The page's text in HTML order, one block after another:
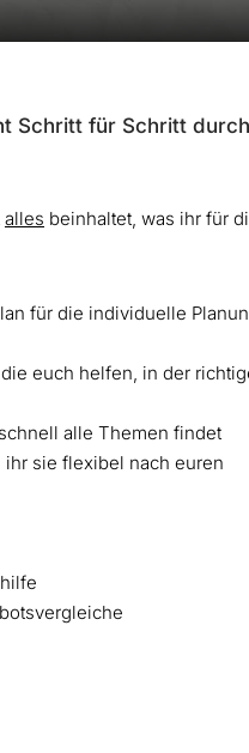
Schritt für Schritt
alles beinhaltet, was ihr für
für die individuelle
euch helfen, in der
alle Themen findet
sie flexibel nach euren